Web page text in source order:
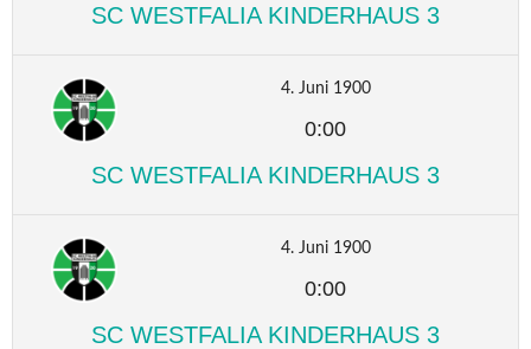
SC WESTFALIA KINDERHAUS 3
4. Juni 1900
0:00
SC WESTFALIA KINDERHAUS 3
4. Juni 1900
0:00
SC WESTFALIA KINDERHAUS 3